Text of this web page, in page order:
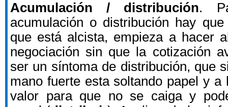
Acumulación / distribución.
acumulación o distribución hay
que está alcista, empieza a hacer
negociación sin que la cotización
ser un síntoma de distribución, que
mano fuerte esta soltando papel y a
valor para que no se caiga y